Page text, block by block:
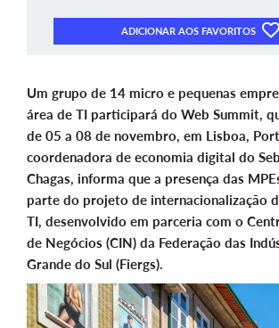
ADICIONAR AOS FAVORITOS
Um grupo de 14 micro e pequenas
área de TI participará do Web Summit,
de 05 a 08 de novembro, em Lisboa,
coordenadora de economia digital do
Chagas, informa que a presença das
parte do projeto de internacionalização
TI, desenvolvido em parceria com o
de Negócios (CIN) da Federação das
Grande do Sul (Fiergs).